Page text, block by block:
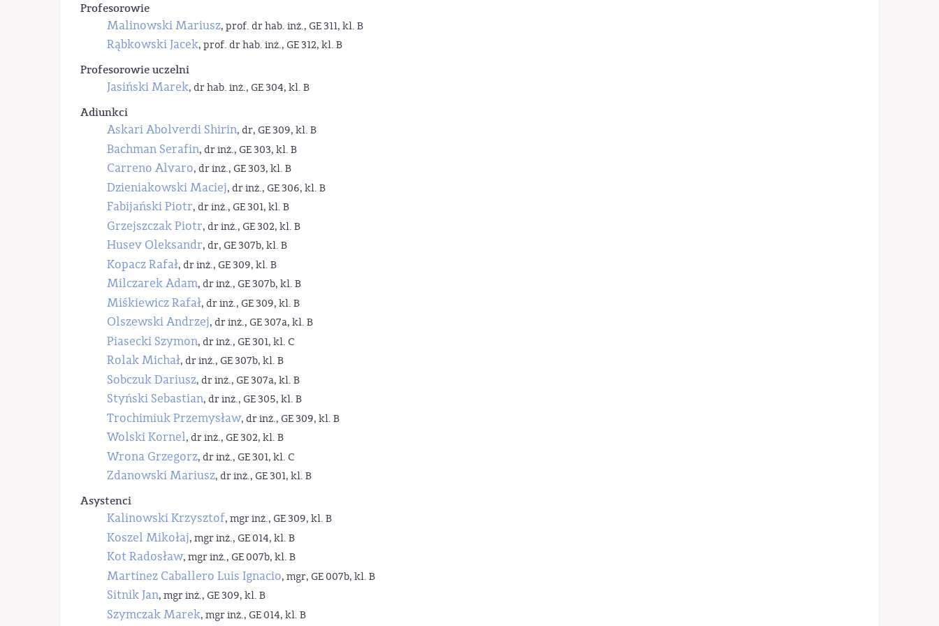
Profesorowie
Malinowski Mariusz, prof. dr hab. inż., GE 311, kl. B
Rąbkowski Jacek, prof. dr hab. inż., GE 312, kl. B
Profesorowie uczelni
Jasiński Marek, dr hab. inż., GE 304, kl. B
Adiunkci
Askari Abolverdi Shirin, dr, GE 309, kl. B
Bachman Serafin, dr inż., GE 303, kl. B
Carreno Alvaro, dr inż., GE 303, kl. B
Dzieniakowski Maciej, dr inż., GE 306, kl. B
Fabijański Piotr, dr inż., GE 301, kl. B
Grzejszczak Piotr, dr inż., GE 302, kl. B
Husev Oleksandr, dr, GE 307b, kl. B
Kopacz Rafał, dr inż., GE 309, kl. B
Milczarek Adam, dr inż., GE 307b, kl. B
Miśkiewicz Rafał, dr inż., GE 309, kl. B
Olszewski Andrzej, dr inż., GE 307a, kl. B
Piasecki Szymon, dr inż., GE 301, kl. C
Rolak Michał, dr inż., GE 307b, kl. B
Sobczuk Dariusz, dr inż., GE 307a, kl. B
Styński Sebastian, dr inż., GE 305, kl. B
Trochimiuk Przemysław, dr inż., GE 309, kl. B
Wolski Kornel, dr inż., GE 302, kl. B
Wrona Grzegorz, dr inż., GE 301, kl. C
Zdanowski Mariusz, dr inż., GE 301, kl. B
Asystenci
Kalinowski Krzysztof, mgr inż., GE 309, kl. B
Koszel Mikołaj, mgr inż., GE 014, kl. B
Kot Radosław, mgr inż., GE 007b, kl. B
Martinez Caballero Luis Ignacio, mgr, GE 007b, kl. B
Sitnik Jan, mgr inż., GE 309, kl. B
Szymczak Marek, mgr inż., GE 014, kl. B